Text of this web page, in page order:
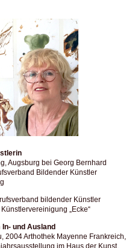
Augsburg bei Georg Bernhard
Bildender Künstler
bildender Künstler
„Ecke“
und Ausland
2004 Arthothek Mayenne Frankreich,
im Haus der Kunst,